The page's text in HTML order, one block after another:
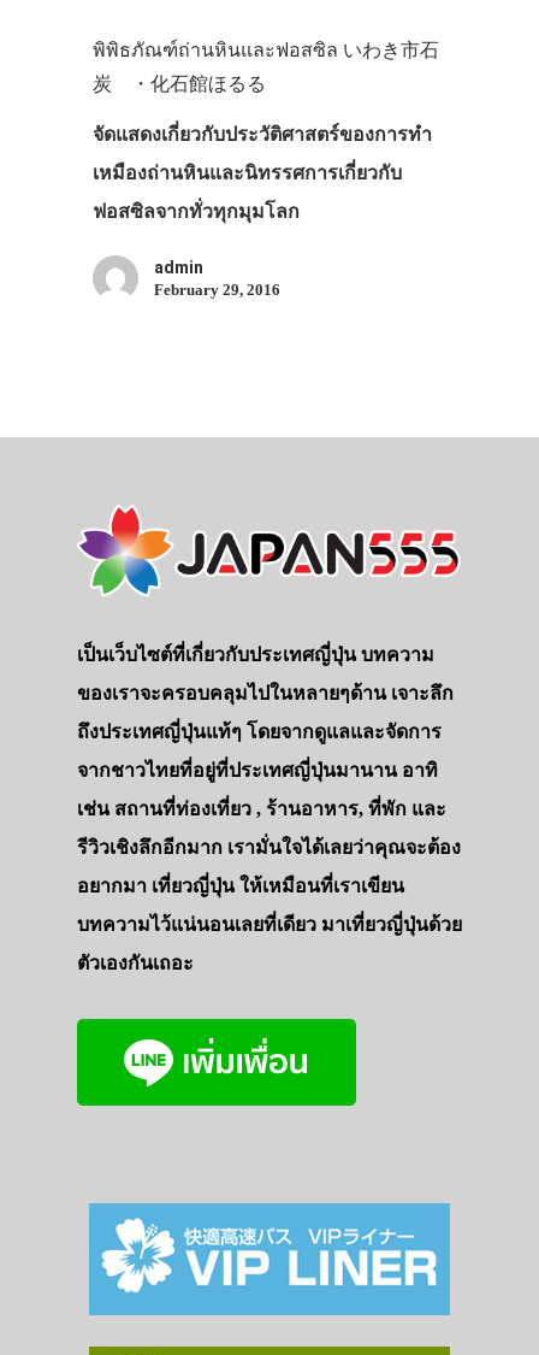
พิพิธภัณฑ์ถ่านหินและฟอสซิล いわき市石
炭 ・化石館ほるる
จัดแสดงเกี่ยวกับประวัติศาสตร์ของการทำ
เหมืองถ่านหินและนิทรรศการเกี่ยวกับ
ฟอสซิลจากทั่วทุกมุมโลก
admin
February 29, 2016
เป็นเว็บไซต์ที่เกี่ยวกับประเทศญี่ปุ่น บทความ
ของเราจะครอบคลุมไปในหลายๆด้าน เจาะลึก
ถึงประเทศญี่ปุ่นแท้ๆ โดยจากดูแลและจัดการ
จากชาวไทยที่อยู่ที่ประเทศญี่ปุ่นมานาน อาทิ
เช่น สถานที่ท่องเที่ยว , ร้านอาหาร, ที่พัก และ
รีวิวเชิงลึกอีกมาก เรามั่นใจได้เลยว่าคุณจะต้อง
อยากมา เที่ยวญี่ปุ่น ให้เหมือนที่เราเขียน
บทความไว้แน่นอนเลยที่เดียว มาเที่ยวญี่ปุ่นด้วย
ตัวเองกันเถอะ